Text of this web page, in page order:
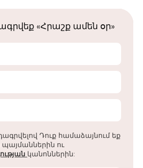
«Հրաշք ամեն օր»
Դուք համաձայնում եք
պայմաններին ու
կանոններին: